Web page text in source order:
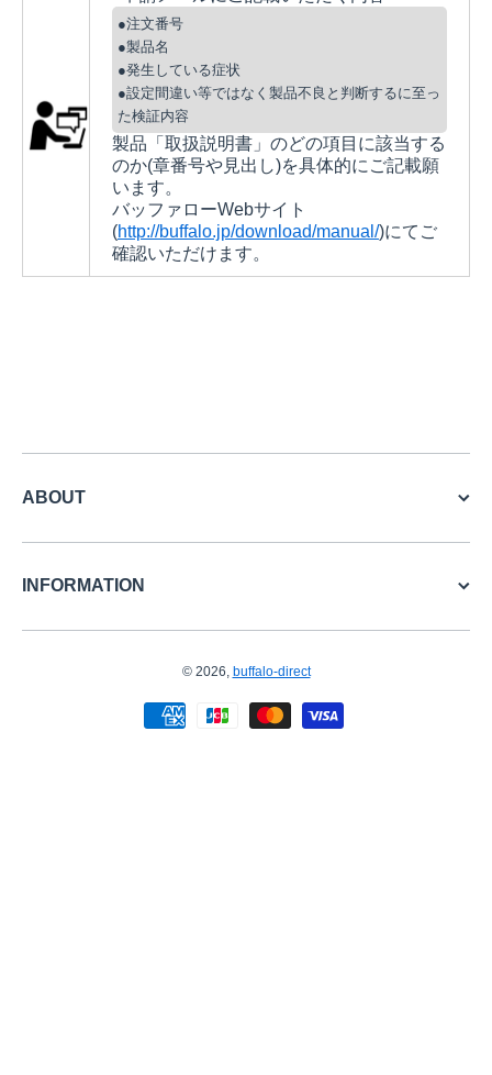
●注文番号
●製品名
●発生している症状
●設定間違い等ではなく製品不良と判断するに至っ
た検証内容
製品「取扱説明書」のどの項目に該当する
のか(章番号や見出し)を具体的にご記載願
います。
バッファローWebサイト
(http://buffalo.jp/download/manual/)にてご
確認いただけます。
ABOUT
INFORMATION
© 2026, buffalo-direct
お支払い方法